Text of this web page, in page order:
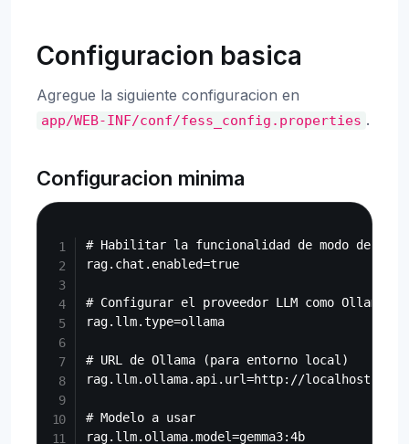
Configuracion basica
Agregue la siguiente configuracion en
app/WEB-INF/conf/fess_config.properties .
Configuracion minima
# Habilitar la funcionalidad de modo de
rag.chat.enabled=true
# Configurar el proveedor LLM como Ollama
rag.llm.type=ollama
# URL de Ollama (para entorno local)
rag.llm.ollama.api.url=http://
# Modelo a usar